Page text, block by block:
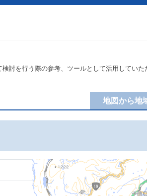
討を行う際の参考、ツールとして活用してい
地図から地